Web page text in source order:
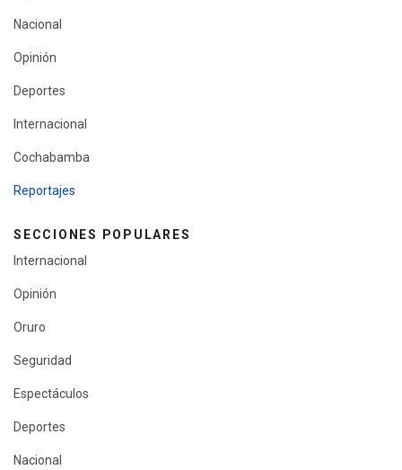
Nacional
Opinión
Deportes
Internacional
Cochabamba
Reportajes
SECCIONES POPULARES
Internacional
Opinión
Oruro
Seguridad
Espectáculos
Deportes
Nacional